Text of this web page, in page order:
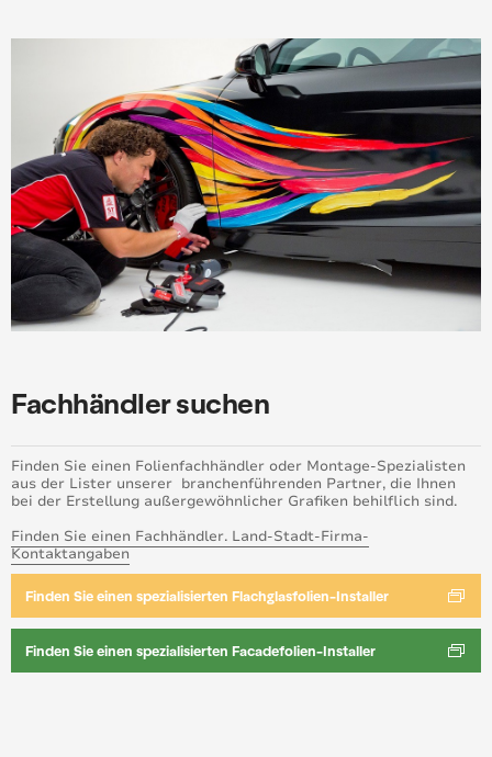
Fachhändler suchen
Finden Sie einen Folienfachhändler oder Montage-Spezialisten
aus der Lister unserer branchenführenden Partner, die Ihnen
bei der Erstellung außergewöhnlicher Grafiken behilflich sind.
Finden Sie einen Fachhändler. Land-Stadt-Firma-
Kontaktangaben
Finden Sie einen spezialisierten Flachglasfolien-Installer
Finden Sie einen spezialisierten Facadefolien-Installer